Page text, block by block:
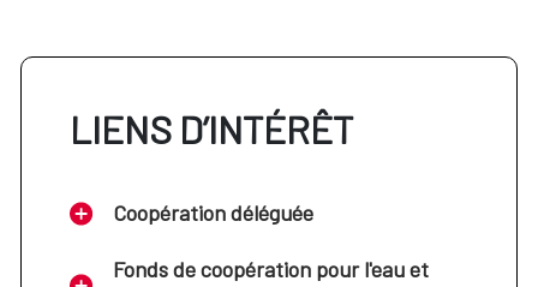
CATALUÑA
NAVARRA
pmartinezbr@unav.es
VALLADOLID
CAMILO JOSÉ CELA
carrerasprofesionales@ucjc.edu
LIENS D’INTÉRÊT
Coopération déléguée
Fonds de coopération pour l'eau et